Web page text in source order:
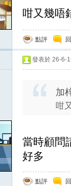
咁又幾唔
點評
發表於 26-6-
加
咁
當時顧問
好多
點評